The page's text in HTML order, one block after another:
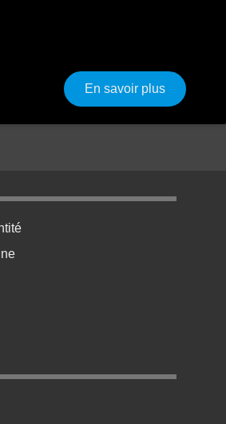
En savoir plussur
bas de page 1
bas de page 2